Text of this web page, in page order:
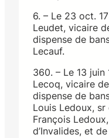
6. – Le 23 oct.
Leudet, vicaire
dispense de
Lecauf.
360. – Le 13 juin
Lecoq, vicaire
dispense de
Louis Ledoux,
François
d’Invalides, et